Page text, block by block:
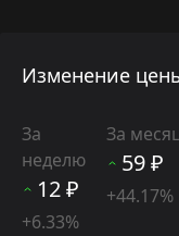
Изменение
За
неделю
12 ₽
+6.33%
За
59 ₽
+44.17%